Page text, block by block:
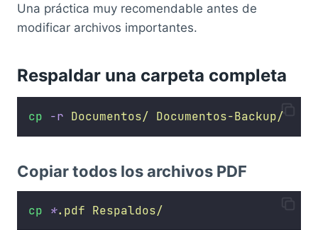
Una práctica muy recomendable antes de
modificar archivos importantes.
Respaldar una carpeta completa
cp -r Documentos/ Documentos-Backup/
Copiar todos los archivos PDF
cp *.pdf Respaldos/